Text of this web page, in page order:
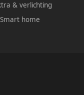
& verlichting
Smart home